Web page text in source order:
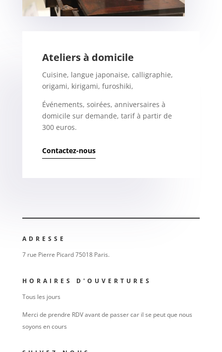
Ateliers à domicile
Cuisine, langue japonaise, calligraphie,
origami, kirigami, furoshiki,
Événements, soirées, anniversaires à
domicile sur demande, tarif à partir de
300 euros.
Contactez-nous
ADRESSE
7 rue Pierre Picard 75018 Paris.
HORAIRES D'OUVERTURES
Tous les jours
Merci de prendre RDV avant de passer car il se peut que nous
soyons en cours